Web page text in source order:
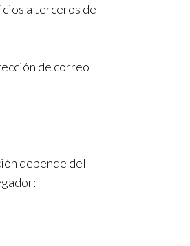
a terceros de
de correo
depende del